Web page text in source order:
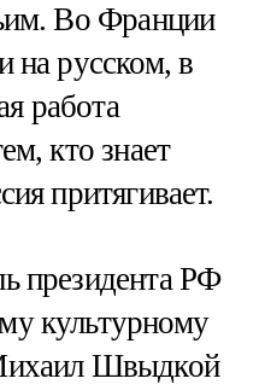
Во Франции
на русском, в
работа
кто знает
притягивает.
президента РФ
культурному
Швыдкой